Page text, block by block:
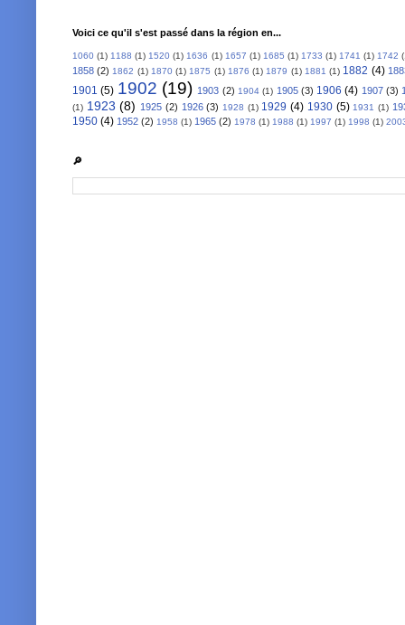
Voici ce qu'il s'est passé dans la région en...
1060 (1) 1188 (1) 1520 (1) 1636 (1) 1657 (1) 1685 (1) 1733 (1) 1741 (1) 1742
1858 (2) 1862 (1) 1870 (1) 1875 (1) 1876 (1) 1879 (1) 1881 (1) 1882 (4)
1901 (5) 1902 (19) 1903 (2) 1904 (1) 1905 (3) 1906 (4) 1907 (3)
(1) 1923 (8) 1925 (2) 1926 (3) 1928 (1) 1929 (4) 1930 (5) 1931 (1)
1950 (4) 1952 (2) 1958 (1) 1965 (2) 1978 (1) 1988 (1) 1997 (1) 1998 (1)
🔎